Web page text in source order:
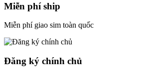
Miễn phí ship
Miễn phí giao sim toàn quốc
Đăng ký chính chủ